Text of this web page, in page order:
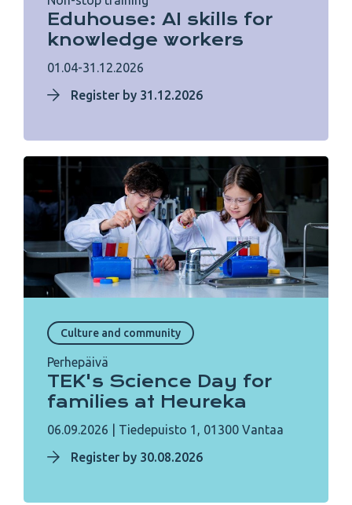
Eduhouse: AI skills for
knowledge workers
01.04-31.12.2026
Register by 31.12.2026
Culture and community
Perhepäivä
TEK's Science Day for
families at Heureka
06.09.2026
Tiedepuisto 1, 01300 Vantaa
Register by 30.08.2026